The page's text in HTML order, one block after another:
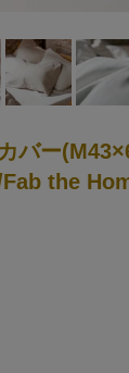
バー
the